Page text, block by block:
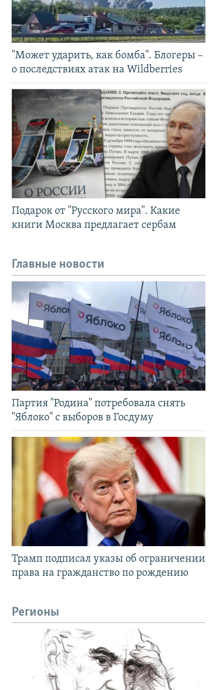
"Может ударить, как бомба". Блогеры –
о последствиях атак на Wildberries
Подарок от "Русского мира". Какие
книги Москва предлагает сербам
Главные новости
Партия "Родина" потребовала снять
"Яблоко" с выборов в Госдуму
Трамп подписал указы об ограничении
права на гражданство по рождению
Регионы